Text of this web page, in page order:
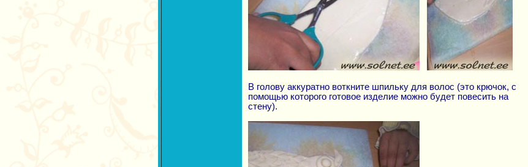
В голову аккуратно воткните шпильку для волос (это крючок, с
помощью которого готовое изделие можно будет повесить на
стену).